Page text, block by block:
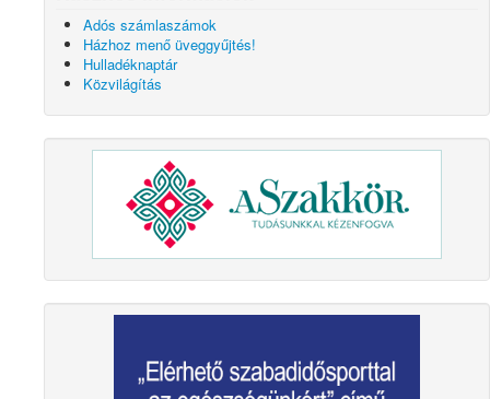
Adós számlaszámok
Házhoz menő üveggyűjtés!
Hulladéknaptár
Közvilágítás